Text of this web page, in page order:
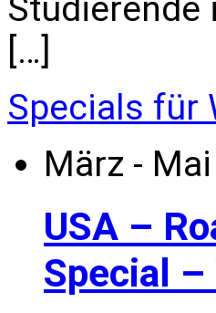
Studierende
[…]
Specials für
März - Mai
USA –
Special